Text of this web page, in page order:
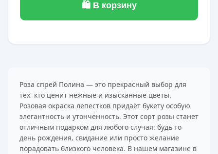
🛍 В корзину
Роза спрей Полина — это прекрасный выбор для
тех, кто ценит нежные и изысканные цветы.
Розовая окраска лепестков придаёт букету особую
элегантность и утончённость. Этот сорт розы станет
отличным подарком для любого случая: будь то
день рождения, свидание или просто желание
порадовать близкого человека. В нашем магазине в